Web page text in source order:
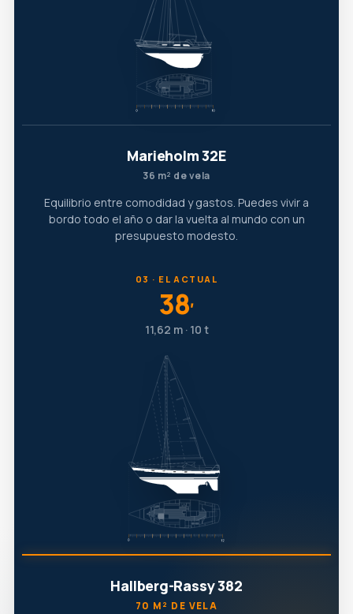
Marieholm 32E
36 m² de vela
Equilibrio entre comodidad y gastos. Puedes vivir a
bordo todo el año o dar la vuelta al mundo con un
presupuesto modesto.
03 · EL ACTUAL
38′
11,62 m · 10 t
Hallberg-Rassy 382
70 M² DE VELA